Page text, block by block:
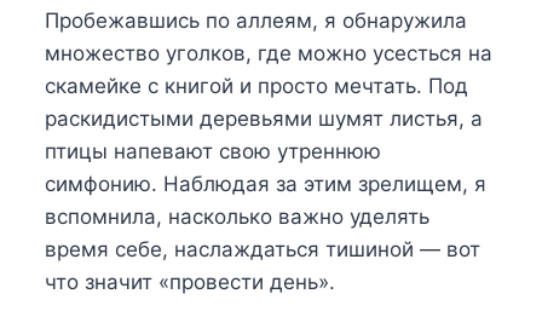
Пробежавшись по аллеям, я обнаружила
множество уголков, где можно усесться на
скамейке с книгой и просто мечтать. Под
раскидистыми деревьями шумят листья, а
птицы напевают свою утреннюю
симфонию. Наблюдая за этим зрелищем, я
вспомнила, насколько важно уделять
время себе, наслаждаться тишиной — вот
что значит «провести день».